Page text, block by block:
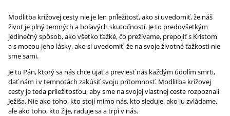
Modlitba krížovej cesty nie je len príležitosť, ako si uvedomiť, že náš
život je plný temných a boľavých skutočností. Je to predovšetkým
jedinečný spôsob, ako všetko ťažké, čo prežívame, prepojiť s Kristom
a s mocou jeho lásky, ako si uvedomiť, že na svoje životné ťažkosti nie
sme sami.
Je tu Pán, ktorý sa nás chce ujať a previesť nás každým údolím smrti,
dať nám i v temnotách zakúsiť svoju prítomnosť. Modlitba krížovej
cesty je teda príležitosťou, aby sme na svojej vlastnej ceste rozpoznali
Ježiša. Nie ako toho, kto stojí mimo nás, kto sleduje, ako ju zvládame,
ale ako toho, kto žije, raduje sa a trpí v nás.